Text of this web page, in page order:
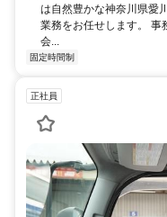
は自然豊かな神奈川県愛
業務をお任せします。 事
会...
固定時間制
正社員